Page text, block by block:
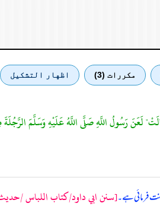
مكررات (3) اظهار التشكيل
لَعَنَ رَسُولُ اللَّهِ صَلَّى اللَّهُ عَلَيْهِ وَسَلَّمَ
فرمائی ہے۔[سنن ابي داود/كتاب اللباس /حدیث: